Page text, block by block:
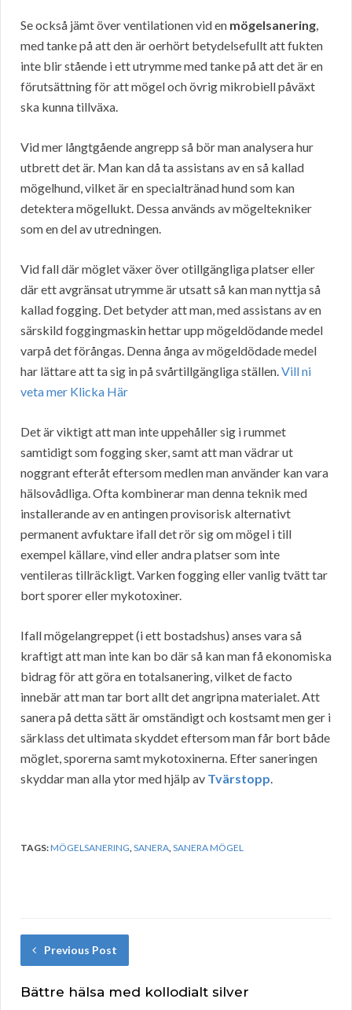
Se också jämt över ventilationen vid en mögelsanering,
med tanke på att den är oerhört betydelsefullt att fukten
inte blir stående i ett utrymme med tanke på att det är en
förutsättning för att mögel och övrig mikrobiell påväxt
ska kunna tillväxa.
Vid mer långtgående angrepp så bör man analysera hur
utbrett det är. Man kan då ta assistans av en så kallad
mögelhund, vilket är en specialtränad hund som kan
detektera mögellukt. Dessa används av mögeltekniker
som en del av utredningen.
Vid fall där möglet växer över otillgängliga platser eller
där ett avgränsat utrymme är utsatt så kan man nyttja så
kallad fogging. Det betyder att man, med assistans av en
särskild foggingmaskin hettar upp mögeldödande medel
varpå det förångas. Denna ånga av mögeldödade medel
har lättare att ta sig in på svårtillgängliga ställen.Vill ni
veta mer Klicka Här
Det är viktigt att man inte uppehåller sig i rummet
samtidigt som fogging sker, samt att man vädrar ut
noggrant efteråt eftersom medlen man använder kan vara
hälsovådliga. Ofta kombinerar man denna teknik med
installerande av en antingen provisorisk alternativt
permanent avfuktare ifall det rör sig om mögel i till
exempel källare, vind eller andra platser som inte
ventileras tillräckligt. Varken fogging eller vanlig tvätt tar
bort sporer eller mykotoxiner.
Ifall mögelangreppet (i ett bostadshus) anses vara så
kraftigt att man inte kan bo där så kan man få ekonomiska
bidrag för att göra en totalsanering, vilket de facto
innebär att man tar bort allt det angripna materialet. Att
sanera på detta sätt är omständigt och kostsamt men ger i
särklass det ultimata skyddet eftersom man får bort både
möglet, sporerna samt mykotoxinerna. Efter saneringen
skyddar man alla ytor med hjälp av Tvärstopp.
TAGS:MÖGELSANERING,SANERA,SANERA MÖGEL
Previous Post
Bättre hälsa med kollodialt silver